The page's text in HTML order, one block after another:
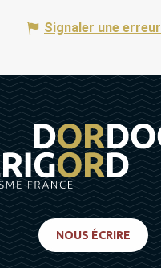
Signaler une erreur
NOUS ÉCRIRE